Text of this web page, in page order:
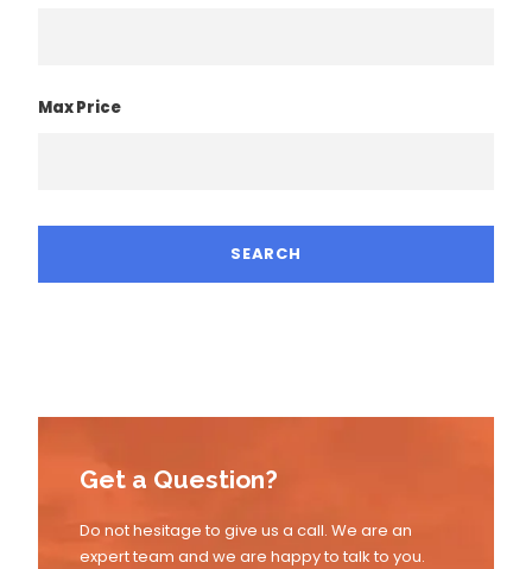
Max Price
Get a Question?
Do not hesitage to give us a call. We are an
expert team and we are happy to talk to you.